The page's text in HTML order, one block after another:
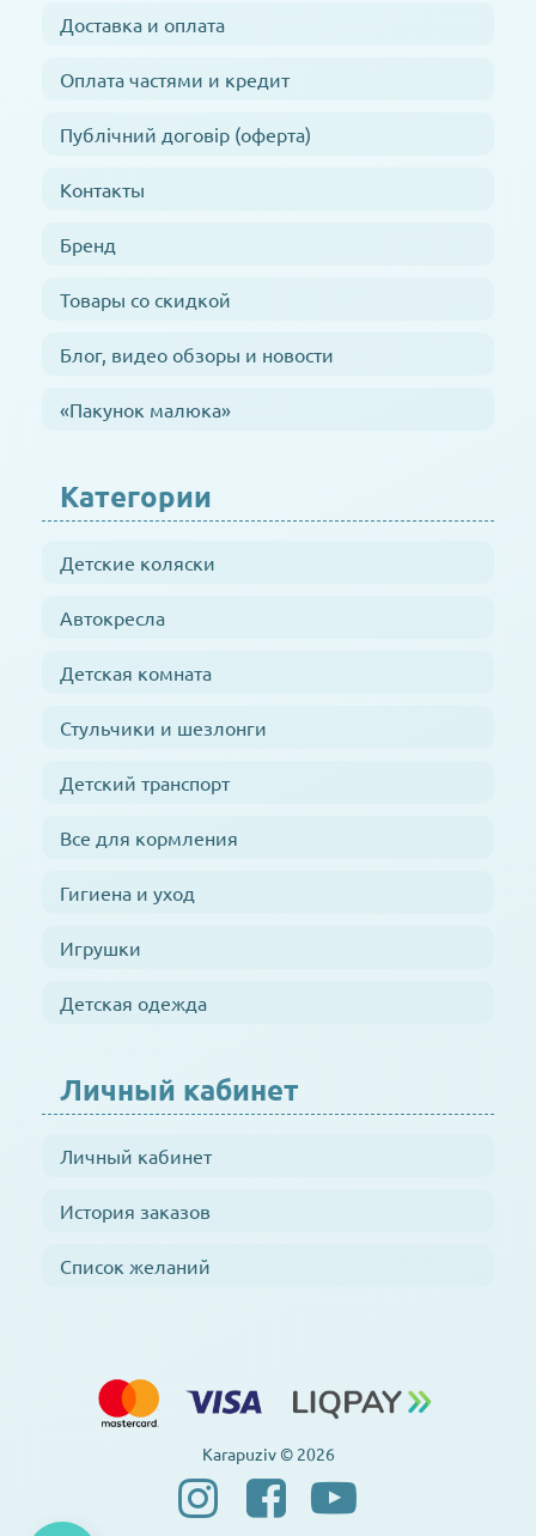
Доставка и оплата
Оплата частями и кредит
Публічний договір (оферта)
Контакты
Бренд
Товары со скидкой
Блог, видео обзоры и новости
«Пакунок малюка»
Категории
Детские коляски
Автокресла
Детская комната
Стульчики и шезлонги
Детский транспорт
Все для кормления
Гигиена и уход
Игрушки
Детская одежда
Личный кабинет
Личный кабинет
История заказов
Список желаний
Karapuziv © 2026